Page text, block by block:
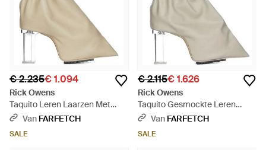
€ 2.235€ 1.094
Rick Owens
Taquito Leren Laarzen Met
Ruches - Naturel
Van FARFETCH
SALE
€ 2.115€ 1.626
Rick Owens
Taquito Gesmockte Leren
Enkellaarzen - Wit
Van FARFETCH
SALE